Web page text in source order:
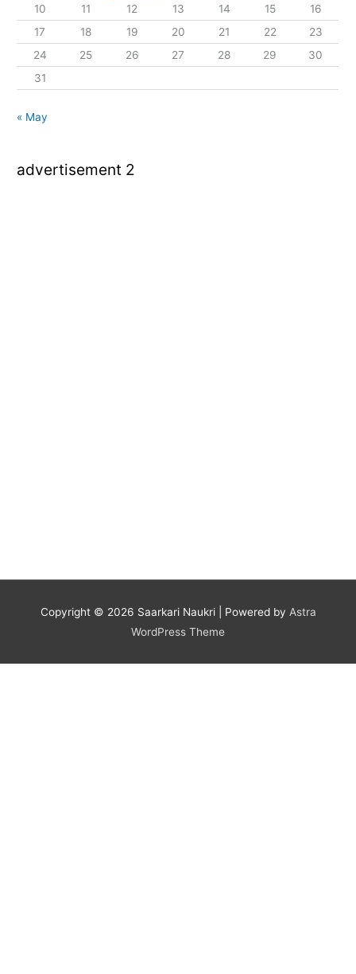
10
11 12 13 14 15
16
17
18 19 20 21 22
23
24
25 26 27 28 29
30
31
« May
advertisement 2
Copyright © 2026 Saarkari Naukri| Powered by Astra
WordPress Theme